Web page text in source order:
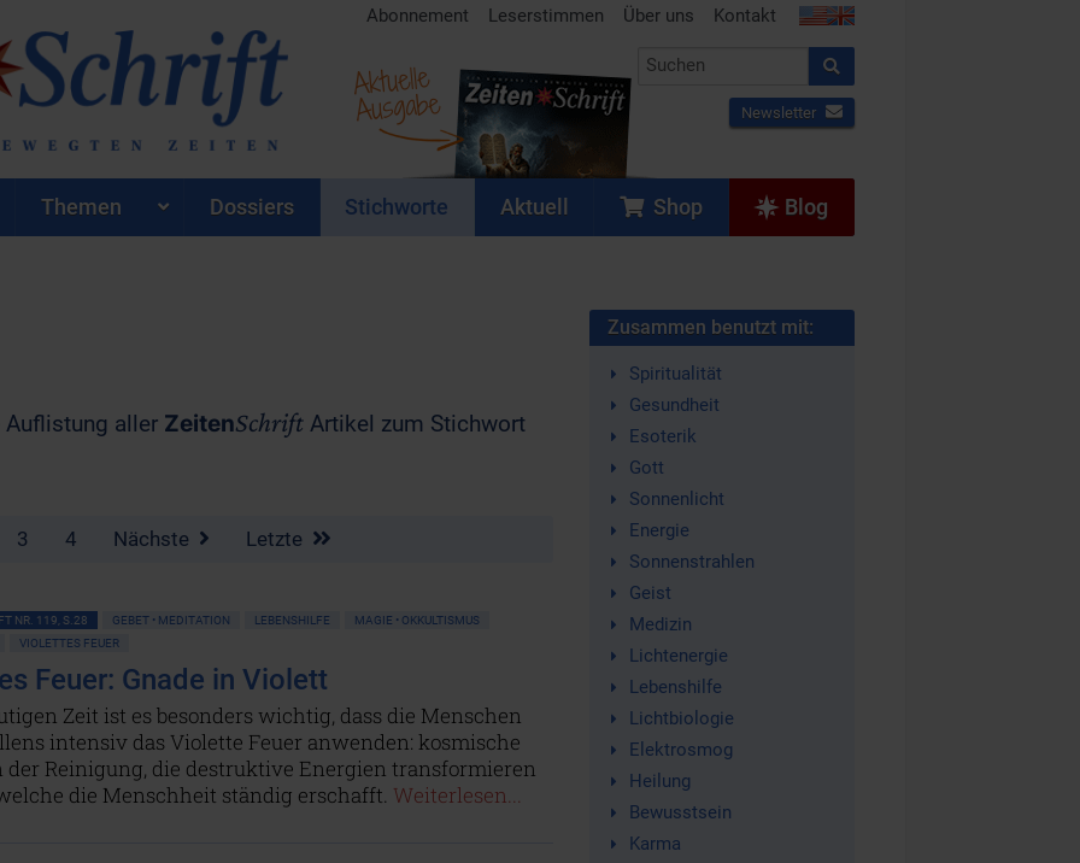
Abonnement Leserstimmen Über uns Kontakt
Newsletter
Aktuelle
Ausgabe
Themen Dossiers Stichworte Aktuell Shop Blog
Auflistung aller ZeitenSchrift Artikel zum Stichwort
3 4 Nächste Letzte
NR. 119, S.28 GEBET • MEDITATION LEBENSHILFE
MAGIE • OKKULTISMUS
VIOLETTES FEUER
Feuer: Gnade in Violett
Zeit ist es besonders wichtig, dass die Menschen
intensiv das Violette Feuer anwenden: kosmische
der Reinigung, die destruktive Energien transformieren
die Menschheit ständig erschafft. Weiterlesen...
Zusammen benutzt mit:
Spiritualität
Gesundheit
Esoterik
Gott
Sonnenlicht
Energie
Sonnenstrahlen
Geist
Medizin
Lichtenergie
Lebenshilfe
Lichtbiologie
Elektrosmog
Heilung
Bewusstsein
Karma